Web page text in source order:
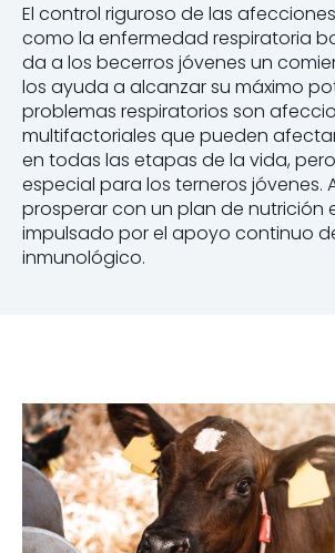
El control riguroso de las
como la enfermedad respiratoria
da a los becerros jóvenes un
los ayuda a alcanzar su máximo
problemas respiratorios son
multifactoriales que pueden
en todas las etapas de la vida,
especial para los terneros jóvenes.
prosperar con un plan de nutrición
impulsado por el apoyo continuo
inmunológico.